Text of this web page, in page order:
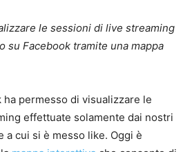
le sessioni di live streaming
su Facebook tramite una mappa
ha permesso di visualizzare le
effettuate solamente dai nostri
a cui si è messo like. Oggi è